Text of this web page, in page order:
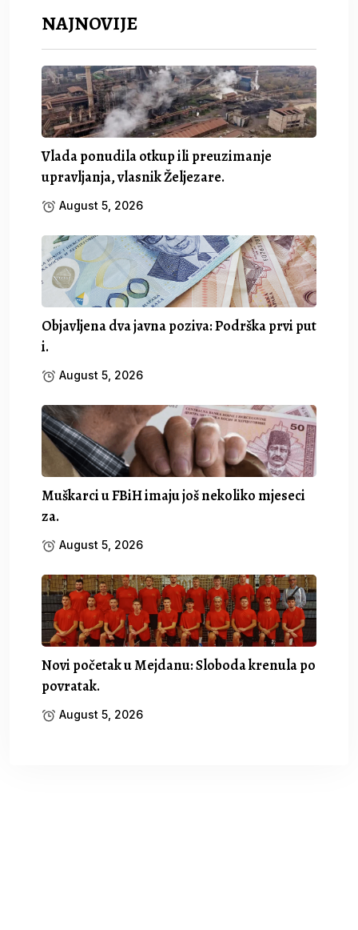
NAJNOVIJE
Vlada ponudila otkup ili preuzimanje
upravljanja, vlasnik Željezare.
August 5, 2026
Objavljena dva javna poziva: Podrška prvi put
i.
August 5, 2026
Muškarci u FBiH imaju još nekoliko mjeseci
za.
August 5, 2026
Novi početak u Mejdanu: Sloboda krenula po
povratak.
August 5, 2026